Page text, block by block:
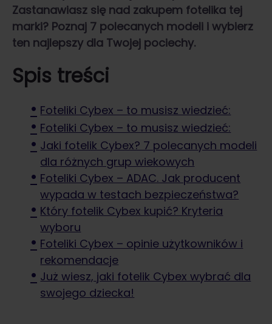
Zastanawiasz się nad zakupem fotelika tej
marki? Poznaj 7 polecanych modeli i wybierz
ten najlepszy dla Twojej pociechy.
Spis treści
Foteliki Cybex – to musisz wiedzieć:
Foteliki Cybex – to musisz wiedzieć:
Jaki fotelik Cybex? 7 polecanych modeli
dla różnych grup wiekowych
Foteliki Cybex – ADAC. Jak producent
wypada w testach bezpieczeństwa?
Który fotelik Cybex kupić? Kryteria
wyboru
Foteliki Cybex – opinie użytkowników i
rekomendacje
Już wiesz, jaki fotelik Cybex wybrać dla
swojego dziecka!